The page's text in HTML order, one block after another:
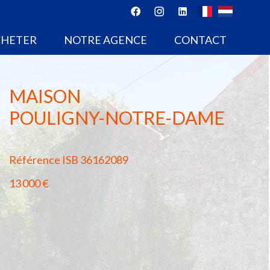
NOTRE AGENCE CONTACT
MAISON
POULIGNY-NOTRE-DAME
Référence ISB 36162089
13 000 €